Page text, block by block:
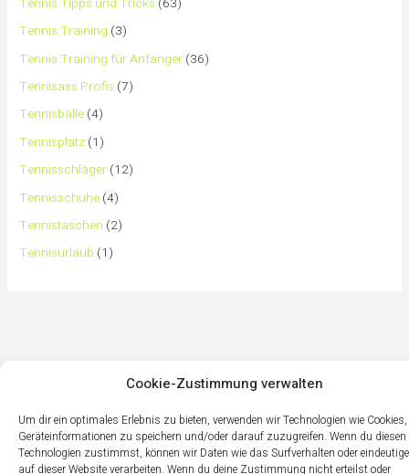
Cookie-Zustimmung verwalten
Um dir ein optimales Erlebnis zu bieten, verwenden wir Technologien wie
Geräteinformationen zu speichern und/oder darauf zuzugreifen. Wenn du diesen
Technologien zustimmst, können wir Daten wie das Surfverhalten oder
auf dieser Website verarbeiten. Wenn du deine Zustimmung nicht erteilst oder
Tennis Training (3)
Tennis Training für Anfänger (36)
Tennisass Profis (7)
Tennisbälle (4)
Tennisplatz (1)
Tennisschläger (12)
Tennisschuhe (4)
Tennistaschen (2)
Tennisurlaub (1)